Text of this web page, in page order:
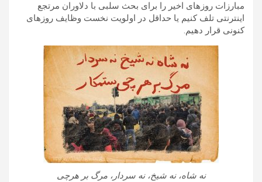
مبارزات روزهای اخیر را برای بحث سلبی با دلاوران مرتجع
اینترنتی تلف کنیم یا حداقل در اولویت نخست وظایف روزهای
کنونی قرار دهیم.
نه شاه، نه شیخ، نه سردار، مرگ بر هرچی